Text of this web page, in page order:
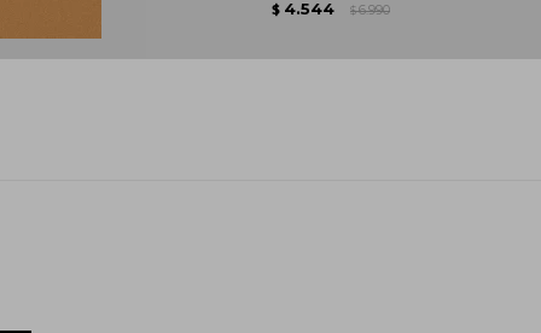
$ 4.544 $ 6.990